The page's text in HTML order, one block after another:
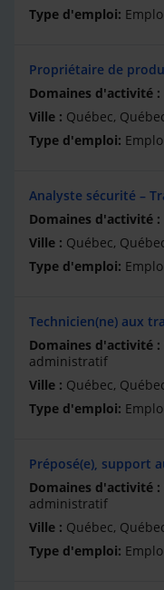
Propriétaire de
Québec,
Analyste sécurité –
Québec,
Technicien(ne) aux
administratif
Québec,
Préposé(e), support
administratif
Québec,